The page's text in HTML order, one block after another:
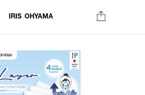
IRIS OHYAMA